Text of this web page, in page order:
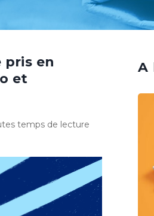
en
et
temps de lecture
A